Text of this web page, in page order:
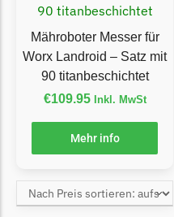
LandXcape Messer
Begrenzungsdraht
LawnBott
LawnBott Messer
Begrenzungsdraht
Mähroboter Messer für
Worx Landroid – Satz mit
90 titanbeschichtet
€109.95 Inkl. MwSt
Mehr info